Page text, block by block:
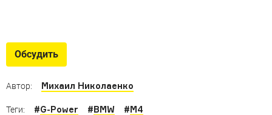
8 самых ярких доработанных автомобилей марта
Обсудить
Автор: Михаил Николаенко
Теги: #G-Power #BMW #M4